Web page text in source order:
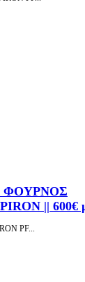
ΦΟΥΡΝΟΣ
|| 600€
PF...